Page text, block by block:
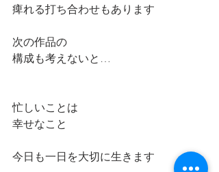
痺れる打ち合わせもあります
次の作品の
構成も考えないと…
忙しいことは
幸せなこと
今日も一日を大切に生きます